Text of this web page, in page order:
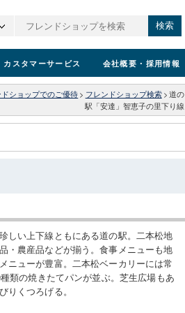
検索
カスタマーサービス 会社概要 ・採用情報
ショップでのご優待 > フレンドショップ検索 > 道の
駅「安達」智恵子の里下り線
しい上下線ともにある道の駅。二本松地
・農産品などが揃う。食事メニューも地
ニューが豊富。二本松ベーカリーには常
類の焼きたてパンが並ぶ。芝生広場もあ
りくつろげる。